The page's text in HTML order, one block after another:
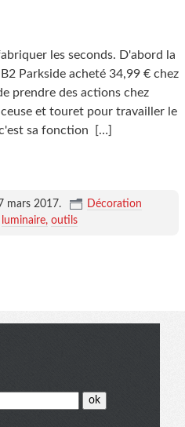
les seconds. D'abord la
Parkside acheté 34,99 € chez
prendre des actions chez
et touret pour travailler le
sa fonction
[…]
mars 2017.
Décoration
luminaire outils